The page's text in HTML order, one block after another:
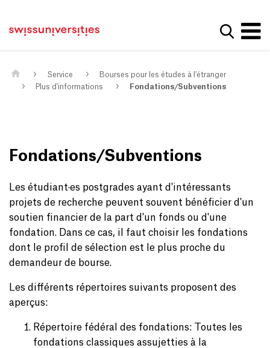
Main Navigation
Contenu
Méta-navigation
Afficher
Service
Bourses pour les études à l'étranger
Plus d'informations
Fondations/Subventions
Fondations/Subventions
Les étudiant·es postgrades ayant d'intéressants
projets de recherche peuvent souvent bénéficier d'un
soutien financier de la part d'un fonds ou d'une
fondation. Dans ce cas, il faut choisir les fondations
dont le profil de sélection est le plus proche du
demandeur de bourse.
Les différents répertoires suivants proposent des
aperçus:
Répertoire fédéral des fondations: Toutes les
fondations classiques assujetties à la